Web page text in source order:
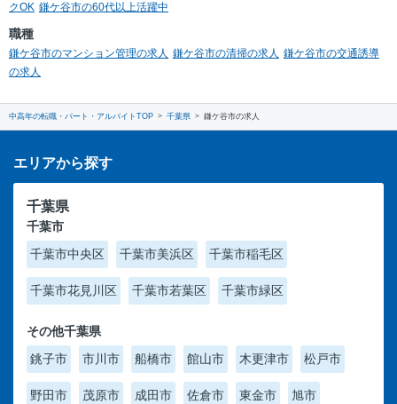
クOK 鎌ケ谷市の60代以上活躍中
職種
鎌ケ谷市のマンション管理の求人 鎌ケ谷市の清掃の求人 鎌ケ谷市の交通誘導
の求人
中高年の転職・パート・アルバイトTOP 千葉県 鎌ケ谷市の求人
エリアから探す
千葉県
千葉市
千葉市中央区
千葉市美浜区 千葉市稲毛区
千葉市花見川区 千葉市若葉区 千葉市緑区
その他千葉県
銚子市
市川市 船橋市 館山市 木更津市 松戸市
野田市 茂原市 成田市 佐倉市 東金市 旭市